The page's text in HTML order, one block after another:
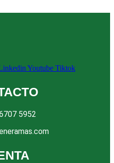
Youtube Tiktok
5952